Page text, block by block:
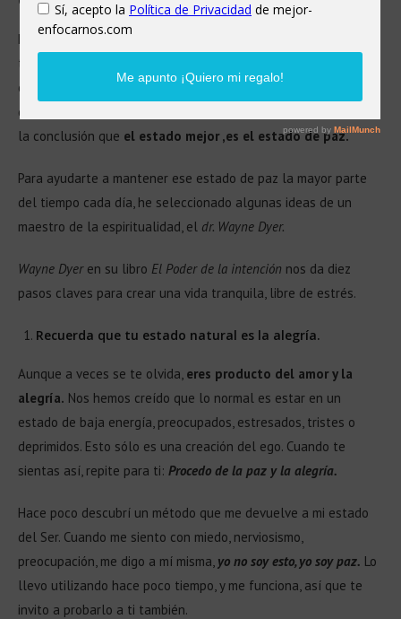
El Universo sabe más que nosotros, y las cosas ocurren como
tienen que ocurrir porque a veces aunque hayamos tenido
oportunidades de aprender, no lo hemos hecho. Por eso,
después de lo vivido este último año, muchos hemos llegado a
la conclusión que el estado mejor ,es el estado de paz.
Para ayudarte a mantener ese estado de paz la mayor parte
del tiempo cada día, he seleccionado algunas ideas de un
maestro de la espiritualidad, el dr. Wayne Dyer.
Wayne Dyeren su libro El Poder de la intención nos da diez
pasos claves para crear una vida tranquila, libre de estrés.
Recuerda que tu estado natural es la alegría.
Aunque a veces se te olvida, eres producto del amor y la
alegría. Nos hemos creído que lo normal es estar en un
estado de baja energía, preocupados, estresados, tristes o
deprimidos. Esto sólo es una creación del ego. Cuando te
sientas así, repite para ti: Procedo de la paz y la alegría.
Hace poco descubrí un método que me devuelve a mi estado
del Ser. Cuando me siento con miedo, nerviosismo,
preocupación, me digo a mí misma, yo no soy esto, yo soy paz. Lo
llevo utilizando hace poco tiempo, y me funciona, así que te
invito a probarlo a ti también.